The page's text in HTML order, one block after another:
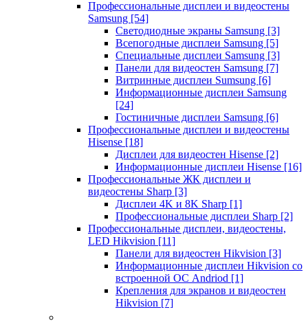
Профессиональные дисплеи и видеостены
Samsung [54]
Светодиодные экраны Samsung [3]
Всепогодные дисплеи Samsung [5]
Специальные дисплеи Samsung [3]
Панели для видеостен Samsung [7]
Витринные дисплеи Sumsung [6]
Информационные дисплеи Samsung
[24]
Гостиничные дисплеи Samsung [6]
Профессиональные дисплеи и видеостены
Hisense [18]
Дисплеи для видеостен Hisense [2]
Информационные дисплеи Hisense [16]
Профессиональные ЖК дисплеи и
видеостены Sharp [3]
Дисплеи 4K и 8K Sharp [1]
Профессиональные дисплеи Sharp [2]
Профессиональные дисплеи, видеостены,
LED Hikvision [11]
Панели для видеостен Hikvision [3]
Информационные дисплеи Hikvision со
встроенной ОС Andriod [1]
Крепления для экранов и видеостен
Hikvision [7]